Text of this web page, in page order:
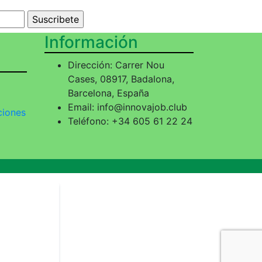
Información
Dirección: Carrer Nou
Cases, 08917, Badalona,
Barcelona, España
Email: info@innovajob.club
Teléfono: +34 605 61 22 24